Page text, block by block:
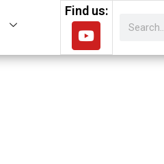
Find us: